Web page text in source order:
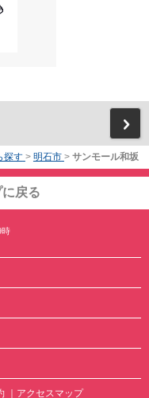
探す > 明石市 > サンモール和坂
戻る
時
｜アクセスマップ